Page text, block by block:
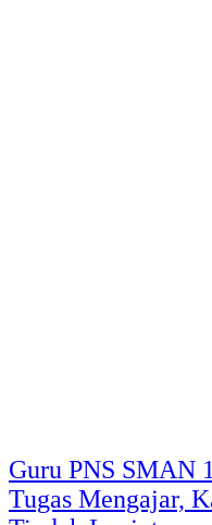
Guru PNS SMAN
Tugas Mengajar,